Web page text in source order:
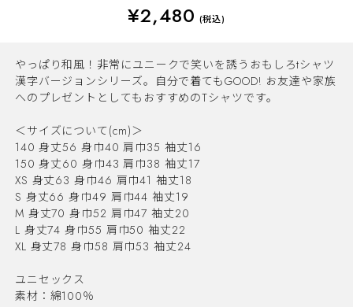
¥2,480 (税込)
やっぱり和風！非常にユニークで笑いを誘うおもしろtシャツ
漢字バージョンシリーズ。自分で着てもGOOD! お友達や家族
へのプレゼントとしてもおすすめのTシャツです。
＜サイズについて(cm)＞
140 身丈56 身巾40 肩巾35 袖丈16
150 身丈60 身巾43 肩巾38 袖丈17
XS 身丈63 身巾46 肩巾41 袖丈18
S 身丈66 身巾49 肩巾44 袖丈19
M 身丈70 身巾52 肩巾47 袖丈20
L 身丈74 身巾55 肩巾50 袖丈22
XL 身丈78 身巾58 肩巾53 袖丈24
ユニセックス
素材：綿100％